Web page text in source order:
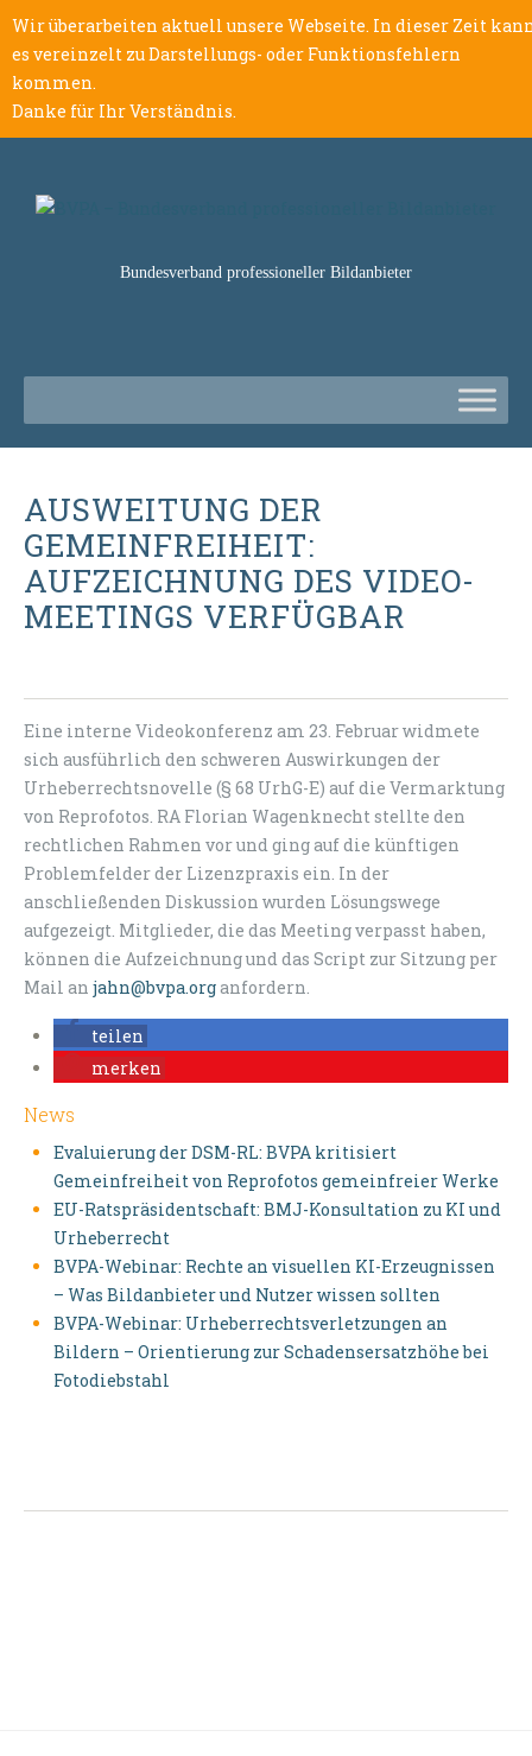
Wir überarbeiten aktuell unsere Webseite. In dieser Zeit
es vereinzelt zu Darstellungs- oder Funktionsfehlern
kommen.
Danke für Ihr Verständnis.
Bundesverband professioneller Bildanbieter
AUSWEITUNG DER
GEMEINFREIHEIT:
AUFZEICHNUNG DES VIDEO-
MEETINGS VERFÜGBAR
Eine interne Videokonferenz am 23. Februar widmete
sich ausführlich den schweren Auswirkungen der
Urheberrechtsnovelle (§ 68 UrhG-E) auf die Vermarktung
von Reprofotos. RA Florian Wagenknecht stellte den
rechtlichen Rahmen vor und ging auf die künftigen
Problemfelder der Lizenzpraxis ein. In der
anschließenden Diskussion wurden Lösungswege
aufgezeigt. Mitglieder, die das Meeting verpasst haben,
können die Aufzeichnung und das Script zur Sitzung per
Mail an jahn@bvpa.organfordern.
teilen
merken
News
Evaluierung der DSM-RL: BVPA kritisiert
Gemeinfreiheit von Reprofotos gemeinfreier Werke
EU-Ratspräsidentschaft: BMJ-Konsultation zu KI und
Urheberrecht
BVPA-Webinar: Rechte an visuellen KI-Erzeugnissen
– Was Bildanbieter und Nutzer wissen sollten
BVPA-Webinar: Urheberrechtsverletzungen an
Bildern – Orientierung zur Schadensersatzhöhe bei
Fotodiebstahl